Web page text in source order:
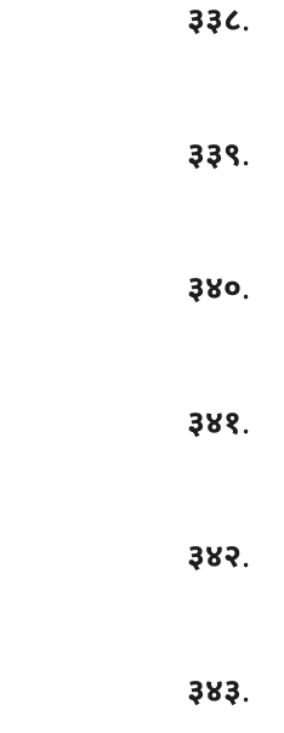
३३८.
३३९.
३४०.
३४१.
३४२.
३४३.